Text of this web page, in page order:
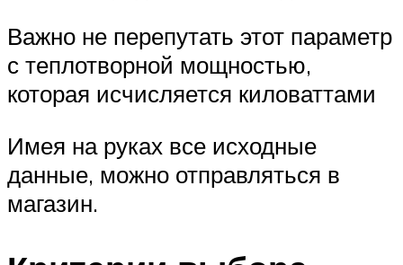
Важно не перепутать этот параметр
с теплотворной мощностью,
которая исчисляется киловаттами
Имея на руках все исходные
данные, можно отправляться в
магазин.